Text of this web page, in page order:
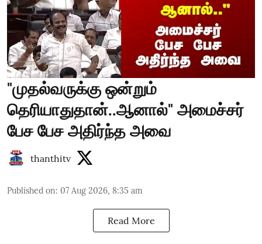
"முதல்வருக்கு ஒன்றும்
தெரியாதுதான்..ஆனால்" அமைச்சர்
பேச பேச அதிர்ந்த அவை
thanthitv
Published on: 07 Aug 2026, 8:35 am
Read More